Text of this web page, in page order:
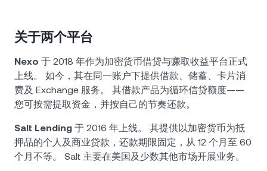
关于两个平台
Nexo 于 2018 年作为加密货币借贷与赚取收益平台正式
上线。 如今，其在同一账户下提供借款、储蓄、卡片消
费及 Exchange 服务。 其借款产品为循环信贷额度——
您可按需提取资金，并按自己的节奏还款。
Salt Lending 于 2016 年上线。 其提供以加密货币为抵
押品的个人及商业贷款，还款期限固定，从 12 个月至 60
个月不等。 Salt 主要在美国及少数其他市场开展业务。